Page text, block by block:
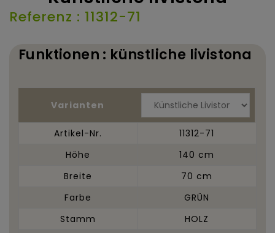
Referenz : 11312-71
Funktionen : künstliche livistona
Varianten
Artikel-Nr.
11312-71
Höhe
140 cm
Breite
70 cm
Farbe
GRÜN
Stamm
HOLZ